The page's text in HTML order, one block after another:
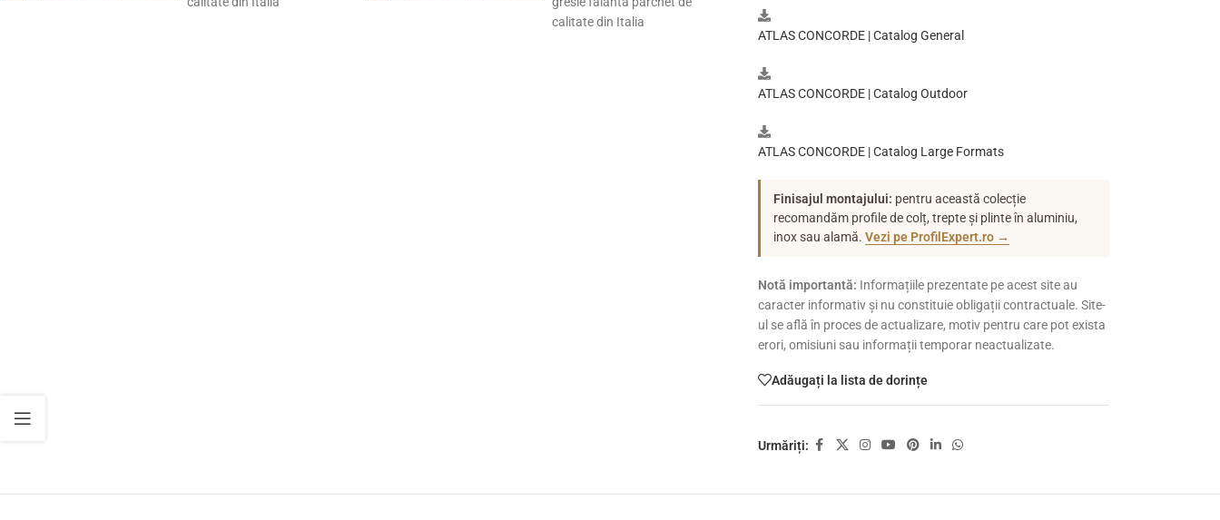
ATLAS CONCORDE | Catalog General
ATLAS CONCORDE | Catalog Outdoor
ATLAS CONCORDE | Catalog Large Formats
Finisajul montajului: pentru această colecție
recomandăm profile de colț, trepte și plinte în aluminiu,
inox sau alamă. Vezi pe ProfilExpert.ro →
Notă importantă: Informațiile prezentate pe acest site au
caracter informativ și nu constituie obligații contractuale. Site-
ul se află în proces de actualizare, motiv pentru care pot exista
erori, omisiuni sau informații temporar neactualizate.
Adăugați la lista de dorințe
Urmăriți: